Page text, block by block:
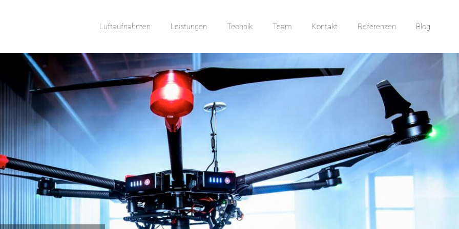
Luftaufnahmen Leistungen Technik Team Kontakt Referenzen Blog